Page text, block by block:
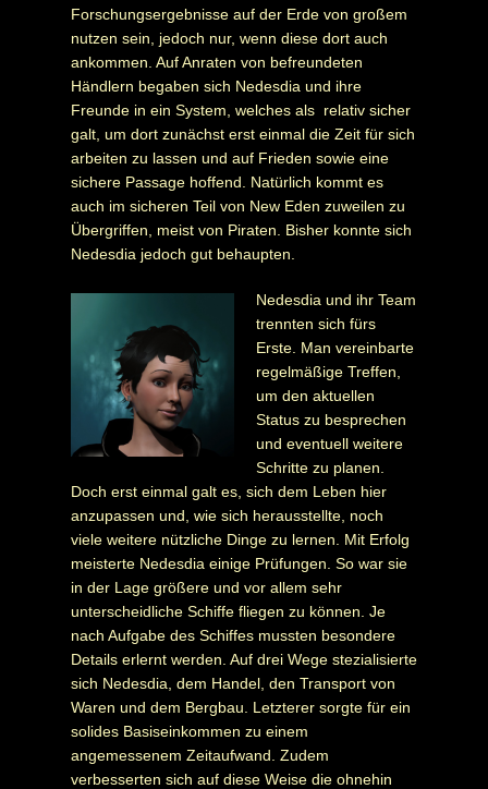
Forschungsergebnisse auf der Erde von großem
nutzen sein, jedoch nur, wenn diese dort auch
ankommen. Auf Anraten von befreundeten
Händlern begaben sich Nedesdia und ihre
Freunde in ein System, welches als relativ sicher
galt, um dort zunächst erst einmal die Zeit für sich
arbeiten zu lassen und auf Frieden sowie eine
sichere Passage hoffend. Natürlich kommt es
auch im sicheren Teil von New Eden zuweilen zu
Übergriffen, meist von Piraten. Bisher konnte sich
Nedesdia jedoch gut behaupten.
Nedesdia und ihr Team
trennten sich fürs
Erste. Man vereinbarte
regelmäßige Treffen,
um den aktuellen
Status zu besprechen
und eventuell weitere
Schritte zu planen.
Doch erst einmal galt es, sich dem Leben hier
anzupassen und, wie sich herausstellte, noch
viele weitere nützliche Dinge zu lernen. Mit Erfolg
meisterte Nedesdia einige Prüfungen. So war sie
in der Lage größere und vor allem sehr
unterscheidliche Schiffe fliegen zu können. Je
nach Aufgabe des Schiffes mussten besondere
Details erlernt werden. Auf drei Wege stezialisierte
sich Nedesdia, dem Handel, den Transport von
Waren und dem Bergbau. Letzterer sorgte für ein
solides Basiseinkommen zu einem
angemessenem Zeitaufwand. Zudem
verbesserten sich auf diese Weise die ohnehin